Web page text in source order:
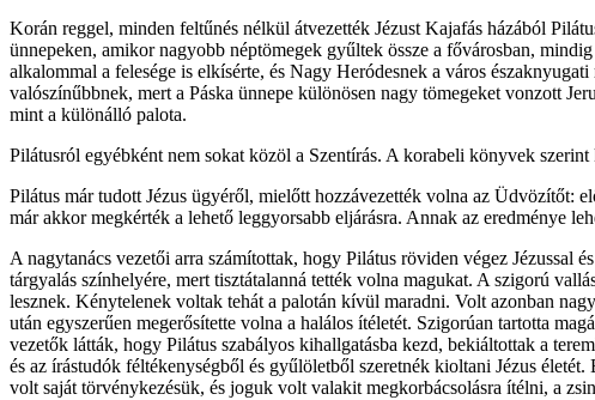
Korán reggel, minden feltűnés nélkül átvezették Jézust Kajafás házából
ünnepeken, amikor nagyobb néptömegek gyűltek össze a fővárosban,
alkalommal a felesége is elkísérte, és Nagy Heródesnek a város
valószínűbbnek, mert a Páska ünnepe különösen nagy tömegeket vonzott
mint a különálló palota.
Pilátusról egyébként nem sokat közöl a Szentírás. A korabeli könyvek
Pilátus már tudott Jézus ügyéről, mielőtt hozzávezették volna az Üdvözítőt:
már akkor megkérték a lehető leggyorsabb eljárásra. Annak az eredménye
A nagytanács vezetői arra számítottak, hogy Pilátus röviden végez Jézussal
tárgyalás színhelyére, mert tisztátalanná tették volna magukat. A szigorú
lesznek. Kénytelenek voltak tehát a palotán kívül maradni. Volt azonban
után egyszerűen megerősítette volna a halálos ítéletét. Szigorúan tartotta
vezetők látták, hogy Pilátus szabályos kihallgatásba kezd, bekiáltottak a
és az írástudók féltékenységből és gyűlöletből szeretnék kioltani Jézus
volt saját törvénykezésük, és joguk volt valakit megkorbácsolásra ítélni, a